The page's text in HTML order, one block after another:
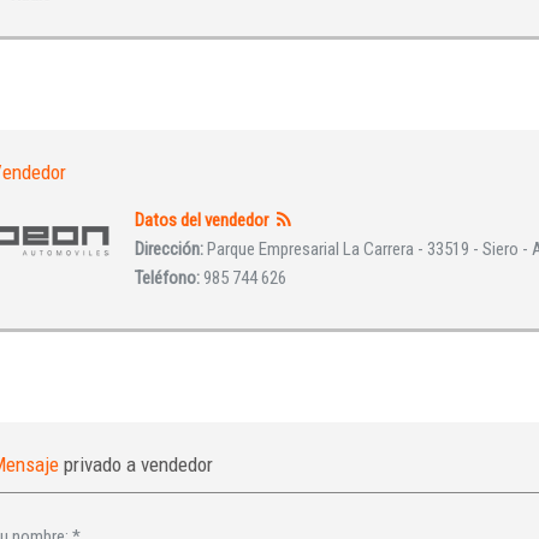
Datos del vendedor
Dirección:Parque Empresarial La Carrera - 33519 - Siero -
Teléfono:985 744 626
privado a vendedor